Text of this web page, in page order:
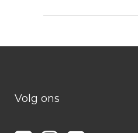
Volg ons